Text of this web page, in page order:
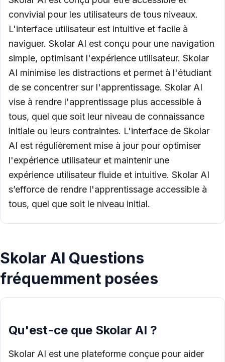
convivial pour les utilisateurs de tous niveaux.
L'interface utilisateur est intuitive et facile à
naviguer. Skolar AI est conçu pour une navigation
simple, optimisant l'expérience utilisateur. Skolar
AI minimise les distractions et permet à l'étudiant
de se concentrer sur l'apprentissage. Skolar AI
vise à rendre l'apprentissage plus accessible à
tous, quel que soit leur niveau de connaissance
initiale ou leurs contraintes. L'interface de Skolar
AI est régulièrement mise à jour pour optimiser
l'expérience utilisateur et maintenir une
expérience utilisateur fluide et intuitive. Skolar AI
s’efforce de rendre l'apprentissage accessible à
tous, quel que soit le niveau initial.
Skolar AI Questions
fréquemment posées
Qu'est-ce que Skolar AI ?
Skolar AI est une plateforme conçue pour aider